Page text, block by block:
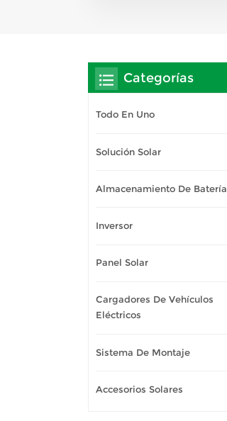
Categorías
Todo En Uno
Solución Solar
Almacenamiento De Batería
Inversor
Panel Solar
Cargadores De Vehículos
Eléctricos
Sistema De Montaje
Accesorios Solares